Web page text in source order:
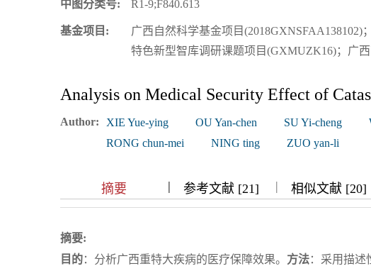
中图分类号: R1-9;F840.613
基金项目:
广西自然科学基金项目(2018GXNSFAA138102)
特色新型智库调研课题项目(GXMUZK16)；广
Analysis on Medical Security Effect of
Author: XIE Yue-ying OU Yan-chen SU Yi-cheng
RONG chun-mei
NING ting ZUO yan-li
摘要 ||| 参考文献 [21] | 相似文献 [20]
摘要:
目的：分析广西重特大疾病的医疗保障效果。 方法：采用描述